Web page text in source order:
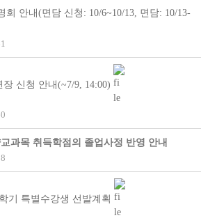
회 안내(면담 신청: 10/6~10/13, 면담: 10/13-
신청 안내(~7/9, 14:00)
과목 취득학점의 졸업사정 반영 안내
기 특별수강생 선발계획